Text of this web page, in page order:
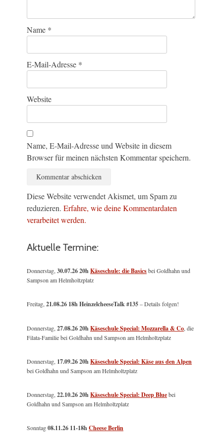
Name *
E-Mail-Adresse *
Website
Name, E-Mail-Adresse und Website in diesem
Browser für meinen nächsten Kommentar speichern.
Diese Website verwendet Akismet, um Spam zu
reduzieren. Erfahre, wie deine Kommentardaten
verarbeitet werden.
Aktuelle Termine:
Donnerstag,30.07.26 20hKäseschule: die Basicsbei Goldhahn und
Sampson am Helmholtzplatz
Freitag,21.08.26 18h HeinzelcheeseTalk #135– Details folgen!
Donnerstag,27.08.26 20hKäseschule Special: Mozzarella & Co, die
Filata-Familie bei Goldhahn und Sampson am Helmholtzplatz
Donnerstag, 17.09.26 20hKäseschule Special: Käse aus den Alpen
bei Goldhahn und Sampson am Helmholtzplatz
Donnerstag,22.10.26 20hKäseschule Special: Deep Bluebei
Goldhahn und Sampson am Helmholtzplatz
Sonntag08.11.26 11-18hCheese Berlin